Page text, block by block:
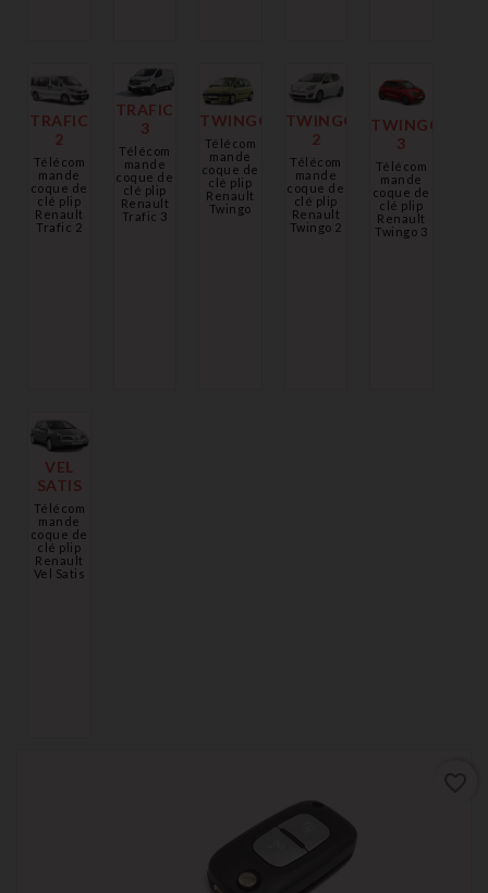
TRAFIC
2
Télécom
mande
coque de
clé plip
Renault
Trafic 2
TRAFIC
3
Télécom
mande
coque de
clé plip
Renault
Trafic 3
TWINGO
Télécom
mande
coque de
clé plip
Renault
Twingo
TWINGO
2
Télécom
mande
coque de
clé plip
Renault
Twingo 2
TWINGO
3
Télécom
mande
coque de
clé plip
Renault
Twingo 3
VEL
SATIS
Télécom
mande
coque de
clé plip
Renault
Vel Satis